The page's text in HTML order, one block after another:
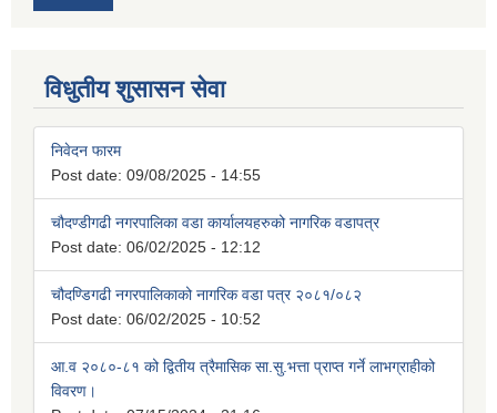
विधुतीय शुसासन सेवा
निवेदन फारम
Post date: 09/08/2025 - 14:55
चौदण्डीगढी नगरपालिका वडा कार्यालयहरुको नागरिक वडापत्र
Post date: 06/02/2025 - 12:12
चौदण्डिगढी नगरपालिकाको नागरिक वडा पत्र २०८१/०८२
Post date: 06/02/2025 - 10:52
आ.व २०८०-८१ को द्वितीय त्रैमासिक सा.सु.भत्ता प्राप्त गर्ने लाभग्राहीको
विवरण।